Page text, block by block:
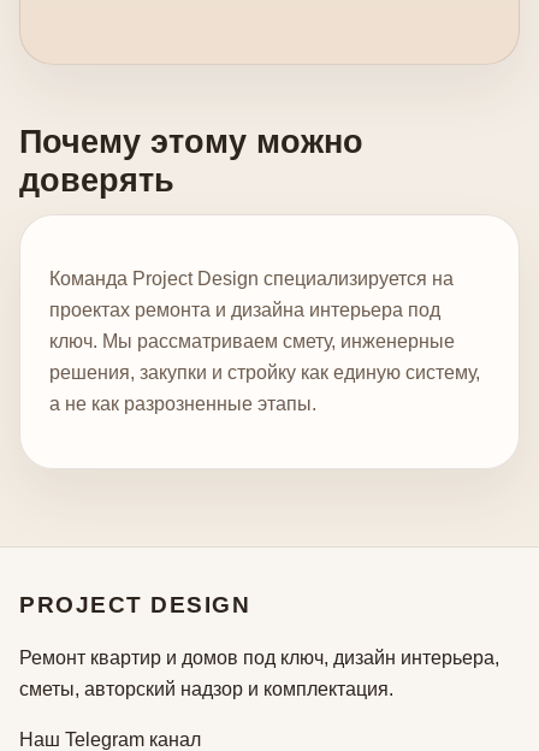
Почему этому можно
доверять
Команда Project Design специализируется на
проектах ремонта и дизайна интерьера под
ключ. Мы рассматриваем смету, инженерные
решения, закупки и стройку как единую систему,
а не как разрозненные этапы.
PROJECT DESIGN
Ремонт квартир и домов под ключ, дизайн интерьера,
сметы, авторский надзор и комплектация.
Наш Telegram канал